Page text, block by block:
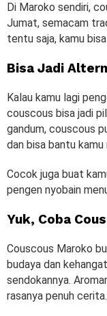
Di Maroko sendiri,
Jumat, semacam
tentu saja, kamu
Bisa Jadi
Kalau kamu lagi
couscous bisa jadi
gandum, couscous
dan bisa bantu
Cocok juga buat
pengen nyobain
Yuk, Coba
Couscous Maroko
budaya dan
sendokannya.
rasanya penuh cerita.